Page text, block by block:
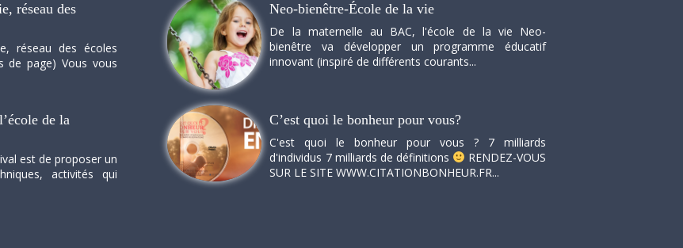
réseau des
réseau des écoles
de page) Vous vous
Neo-bienêtre-École de la vie
De la maternelle au BAC, l'école de la vie Neo-
bienêtre va développer un programme éducatif
innovant (inspiré de différents courants...
de la
est de proposer un
activités qui
C’est quoi le bonheur pour vous?
C'est quoi le bonheur pour vous ? 7 milliards
d'individus 7 milliards de définitions
RENDEZ-VOUS
SUR LE SITE WWW.CITATIONBONHEUR.FR...